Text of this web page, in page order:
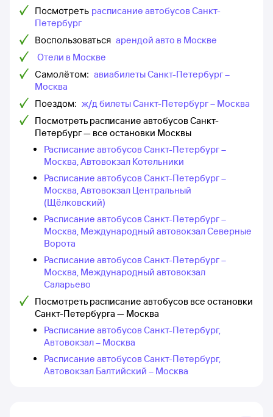
Посмотреть расписание автобусов Санкт-
Петербург
Воспользоваться арендой авто в Москве
Отели в Москве
Самолётом: авиабилеты Санкт-Петербург –
Москва
Поездом: ж/д билеты Санкт-Петербург – Москва
Посмотреть расписание автобусов Санкт-
Петербург — все остановки Москвы
Расписание автобусов Санкт-Петербург –
Москва, Автовокзал Котельники
Расписание автобусов Санкт-Петербург –
Москва, Автовокзал Центральный
(Щёлковский)
Расписание автобусов Санкт-Петербург –
Москва, Международный автовокзал Северные
Ворота
Расписание автобусов Санкт-Петербург –
Москва, Международный автовокзал
Саларьево
Посмотреть расписание автобусов все остановки
Санкт-Петербурга — Москва
Расписание автобусов Санкт-Петербург,
Автовокзал – Москва
Расписание автобусов Санкт-Петербург,
Автовокзал Балтийский – Москва